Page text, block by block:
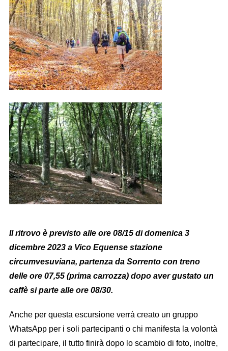
Il ritrovoè previsto alle ore 08/15 didomenica 3
dicembre2023a Vico Equense stazione
circumvesuviana, partenza da Sorrento con treno
delle ore 07,55 (prima carrozza) dopo aver gustato un
caffè si parte alle ore 08/30.
Anche per questa escursione verrà creato un gruppo
WhatsApp per i soli partecipanti o chi manifesta la volontà
di partecipare, il tutto finirà dopo lo scambio di foto, inoltre,